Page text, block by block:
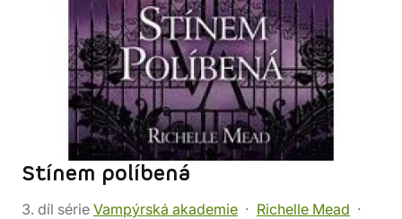
Stínem políbená
3. díl série Vampýrská akademie
Richelle Mead